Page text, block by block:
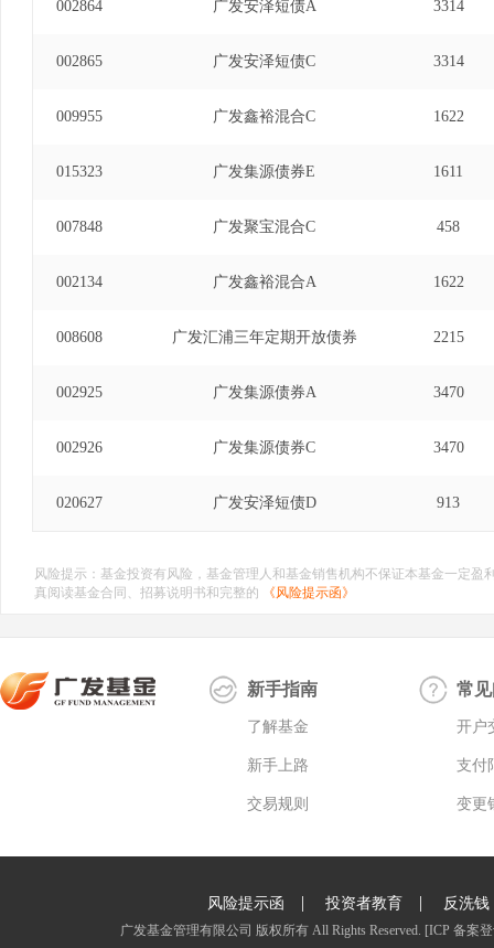
002864 广发安泽短债A 3314
002865 广发安泽短债C 3314
009955 广发鑫裕混合C 1622
015323 广发集源债券E 1611
007848 广发聚宝混合C 458
002134 广发鑫裕混合A 1622
008608 广发汇浦三年定期开放债券 2215
002925 广发集源债券A 3470
002926 广发集源债券C 3470
020627 广发安泽短债D 913
风险提示：基金投资有风险，基金管理人和基金销售机构不保证本基金一定
真阅读基金合同、招募说明书和完整的
《风险提示函》
新手指南
了解基金
新手上路
交易规则
常
开户
支付
变更
风险提示函 | 投资者教育 | 反洗钱
广发基金管理有限公司 版权所有 All Rights Reserved. [ICP 备案